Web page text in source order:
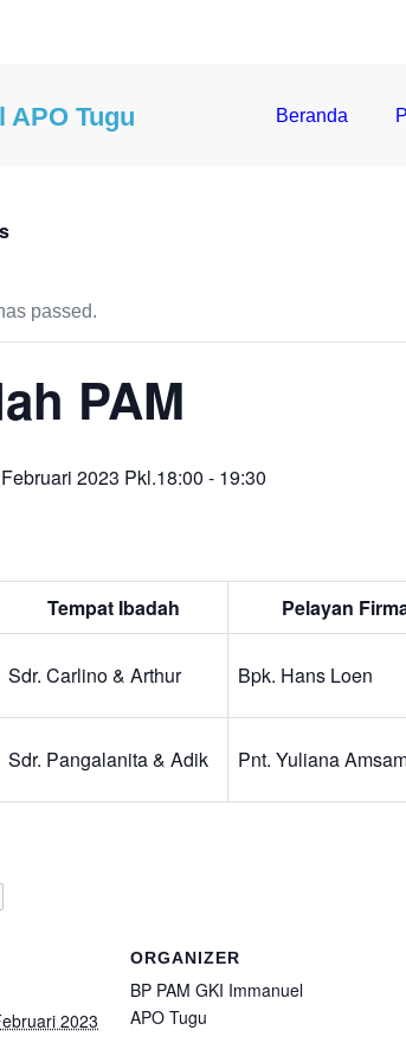
Beranda
passed.
PAM
2023 Pkl.18:00 - 19:30
Tempat Ibadah
Pelayan
Sdr. Carlino & Arthur Bpk. Hans Loen
Sdr. Pangalanita & Adik Pnt. Yuliana
2023
ORGANIZER
BP PAM GKI Immanuel
APO Tugu